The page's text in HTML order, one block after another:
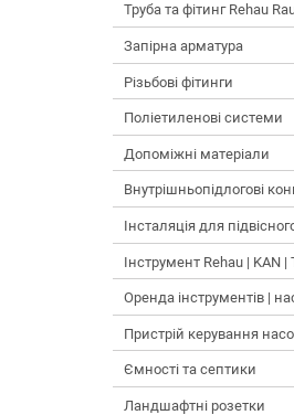
Труба та фітинг Rehau
Запірна арматура
Різьбові фітинги
Поліетиленові системи
Допоміжні матеріали
Внутрішньопідлогові
Інсталяція для
Інструмент Rehau | KAN |
Оренда інструментів |
Пристрій керування
Ємності та септики
Ландшафтні розетки